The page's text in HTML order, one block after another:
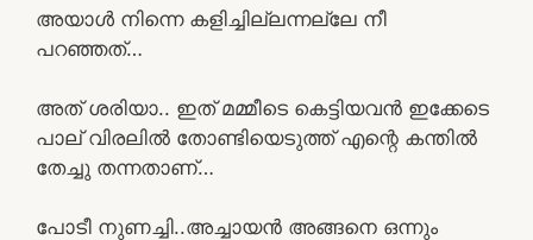
അയാൾ നിന്നെ കളിച്ചില്ലന്നല്ലേ നീ
പറഞ്ഞത്…
അത് ശരിയാ.. ഇത്‌ മമ്മീടെ കെട്ടിയവൻ ഇക്കേടെ
പാല് വിരലിൽ തോണ്ടിയെടുത്ത് എന്റെ കന്തിൽ
തേച്ചു തന്നതാണ്…
പോടീ നുണച്ചി..അച്ചായൻ അങ്ങനെ ഒന്നും